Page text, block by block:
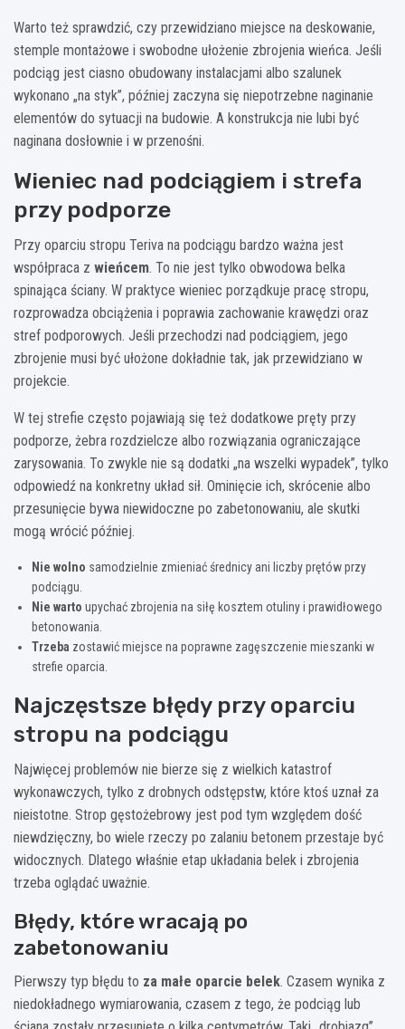
Warto też sprawdzić, czy przewidziano miejsce na deskowanie,
stemple montażowe i swobodne ułożenie zbrojenia wieńca. Jeśli
podciąg jest ciasno obudowany instalacjami albo szalunek
wykonano „na styk”, później zaczyna się niepotrzebne naginanie
elementów do sytuacji na budowie. A konstrukcja nie lubi być
naginana dosłownie i w przenośni.
Wieniec nad podciągiem i strefa
przy podporze
Przy oparciu stropu Teriva na podciągu bardzo ważna jest
współpraca z wieńcem. To nie jest tylko obwodowa belka
spinająca ściany. W praktyce wieniec porządkuje pracę stropu,
rozprowadza obciążenia i poprawia zachowanie krawędzi oraz
stref podporowych. Jeśli przechodzi nad podciągiem, jego
zbrojenie musi być ułożone dokładnie tak, jak przewidziano w
projekcie.
W tej strefie często pojawiają się też dodatkowe pręty przy
podporze, żebra rozdzielcze albo rozwiązania ograniczające
zarysowania. To zwykle nie są dodatki „na wszelki wypadek”, tylko
odpowiedź na konkretny układ sił. Ominięcie ich, skrócenie albo
przesunięcie bywa niewidoczne po zabetonowaniu, ale skutki
mogą wrócić później.
Nie wolno samodzielnie zmieniać średnicy ani liczby prętów przy
podciągu.
Nie warto upychać zbrojenia na siłę kosztem otuliny i prawidłowego
betonowania.
Trzeba zostawić miejsce na poprawne zagęszczenie mieszanki w
strefie oparcia.
Najczęstsze błędy przy oparciu
stropu na podciągu
Najwięcej problemów nie bierze się z wielkich katastrof
wykonawczych, tylko z drobnych odstępstw, które ktoś uznał za
nieistotne. Strop gęstożebrowy jest pod tym względem dość
niewdzięczny, bo wiele rzeczy po zalaniu betonem przestaje być
widocznych. Dlatego właśnie etap układania belek i zbrojenia
trzeba oglądać uważnie.
Błędy, które wracają po
zabetonowaniu
Pierwszy typ błędu to za małe oparcie belek. Czasem wynika z
niedokładnego wymiarowania, czasem z tego, że podciąg lub